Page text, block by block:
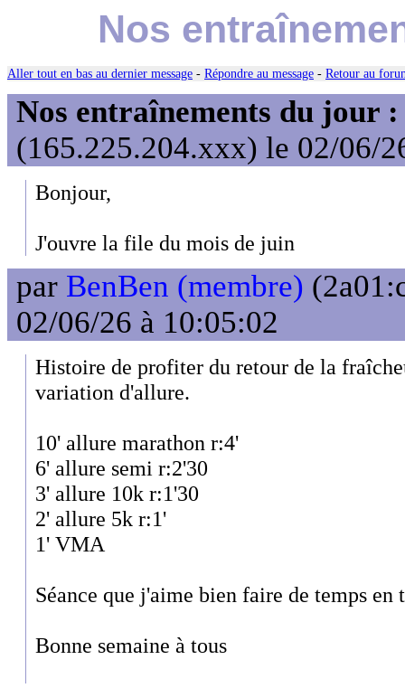
Nos
Aller tout en bas au dernier message - Répondre au message - Retour au
Nos entraînements du jour
(165.225.204.xxx) le 02/06/
Bonjour,
J'ouvre la file du mois de juin
par BenBen (membre)
02/06/26 à 10:05:02
Histoire de profiter du retour de la
variation d'allure.
10' allure marathon r:4'
6' allure semi r:2'30
3' allure 10k r:1'30
2' allure 5k r:1'
1' VMA
Séance que j'aime bien faire de temps en
Bonne semaine à tous